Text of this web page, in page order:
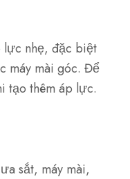
lực nhẹ, đặc biệt
máy mài góc. Để
tạo thêm áp lực.
sắt, máy mài,